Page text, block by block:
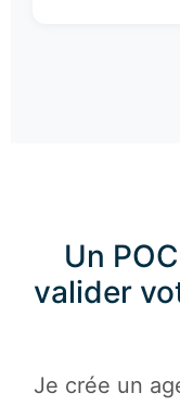
Un
valider
Je crée un